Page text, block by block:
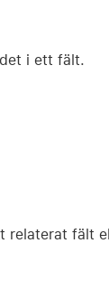
i ett fält.
relaterat fält